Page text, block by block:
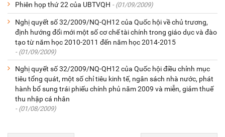
Phiên họp thứ 22 của UBTVQH - (01/09/2009)
Nghị quyết số 32/2009/NQ-QH12 của Quốc hội về chủ trương,
định hướng đổi mới một số cơ chế tài chính trong giáo dục và đào
tạo từ năm học 2010-2011 đến năm học 2014-2015
- (01/09/2009)
Nghị quyết số 32/2009/NQ-QH12 của Quốc hội điều chỉnh mục
tiêu tổng quát, một số chỉ tiêu kinh tế, ngân sách nhà nước, phát
hành bổ sung trái phiếu chính phủ năm 2009 và miễn, giảm thuế
thu nhập cá nhân
- (01/08/2009)